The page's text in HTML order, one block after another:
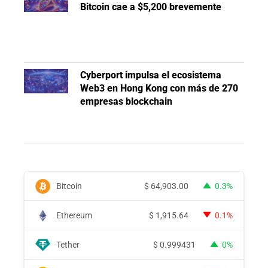
Bitcoin cae a $5,200 brevemente
Cyberport impulsa el ecosistema
Web3 en Hong Kong con más de 270
empresas blockchain
Bitcoin $ 64,903.00 0.3%
Ethereum $ 1,915.64 0.1%
Tether $ 0.999431 0%